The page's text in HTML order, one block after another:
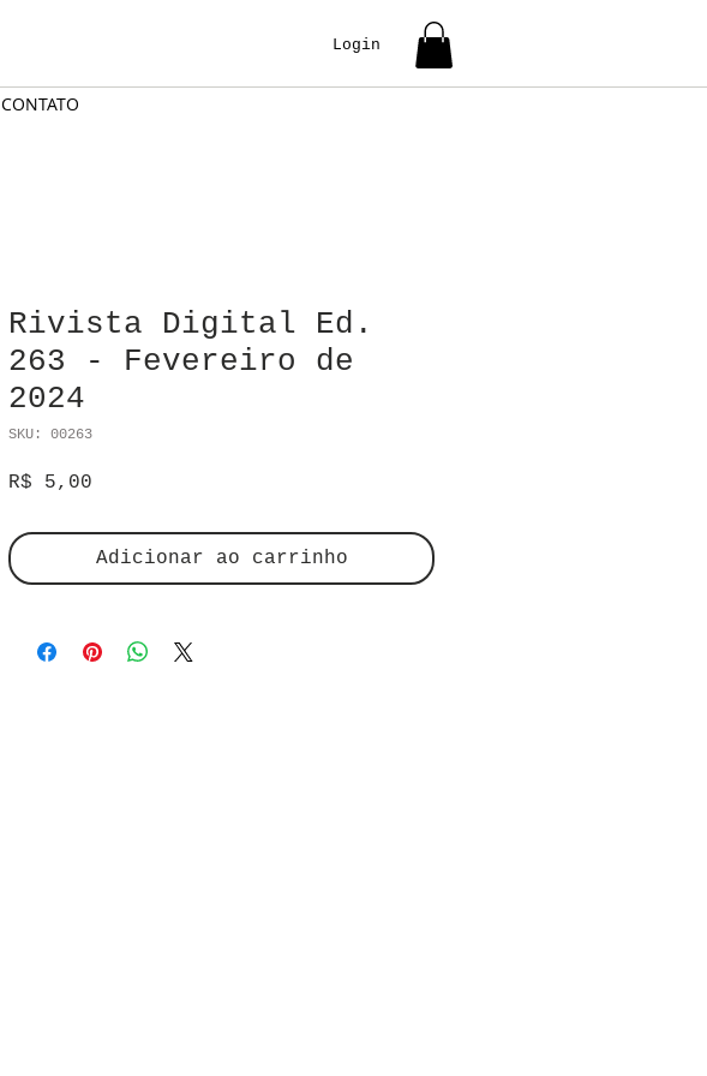
Login
CONTATO
Rivista Digital Ed.
263 - Fevereiro de
2024
SKU: 00263
R$ 5,00
Adicionar ao carrinho